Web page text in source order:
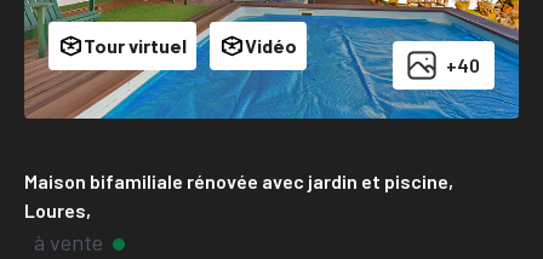
+40
Tour virtuel Vidéo
Maison bifamiliale rénovée avec jardin et piscine,
Loures,
à vente